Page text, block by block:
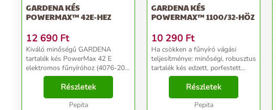
GARDENA KÉS
POWERMAX™ 42E-HEZ
12 690 Ft
Kiváló minőségű GARDENA
tartalék kés PowerMax 42 E
elektromos fűnyíróhoz (4076-20).
A kés duplán edzett, porfestett
acélból készült. A kések legyenek
mindig élesek. Egy bizonyos
használati idő után a...
Részletek
Pepita
GARDENA KÉS
POWERMAX™ 1100/32-HÖZ
10 290 Ft
Ha csökken a fűnyíró vágási
teljesítménye: minőségi, robusztus
tartalék kés edzett, porfestett
acélból, hosszú élettartammal a
pontos és tiszta fűnyíráshoz....
Részletek
Pepita